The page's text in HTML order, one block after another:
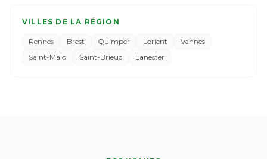
VILLES DE LA RÉGION
Rennes Brest Quimper Lorient
Vannes
Saint-Malo
Saint-Brieuc Lanester